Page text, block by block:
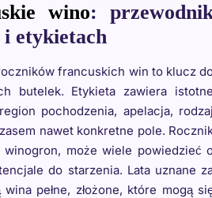
wino:
etykietach
francuskich win to klucz
butelek. Etykieta zawiera
pochodzenia, apelacja,
nawet konkretne pole.
może wiele powiedzieć
do starzenia. Lata uznane
pełne, złożone, które mogą